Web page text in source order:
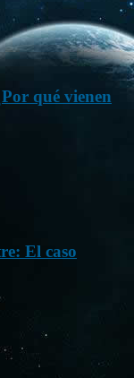
qué vienen
El caso